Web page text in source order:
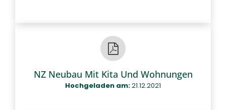
NZ Neubau Mit Kita Und Wohnungen
Hochgeladen am:21.12.2021